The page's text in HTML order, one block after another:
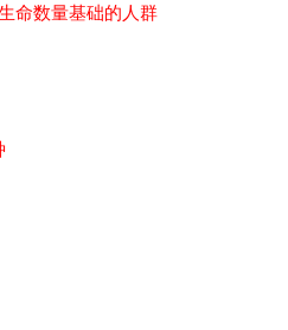
命数量基础的人群